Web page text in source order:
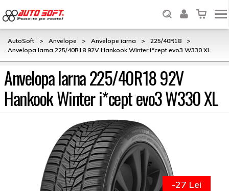
AutoSoft > Anvelope > Anvelope iarna > 225/40R18
>
Anvelopa Iarna 225/40R18 92V Hankook Winter i*cept evo3 W330 XL
Anvelopa Iarna 225/40R18 92V
Hankook Winter i*cept evo3 W330 XL
-27 Lei